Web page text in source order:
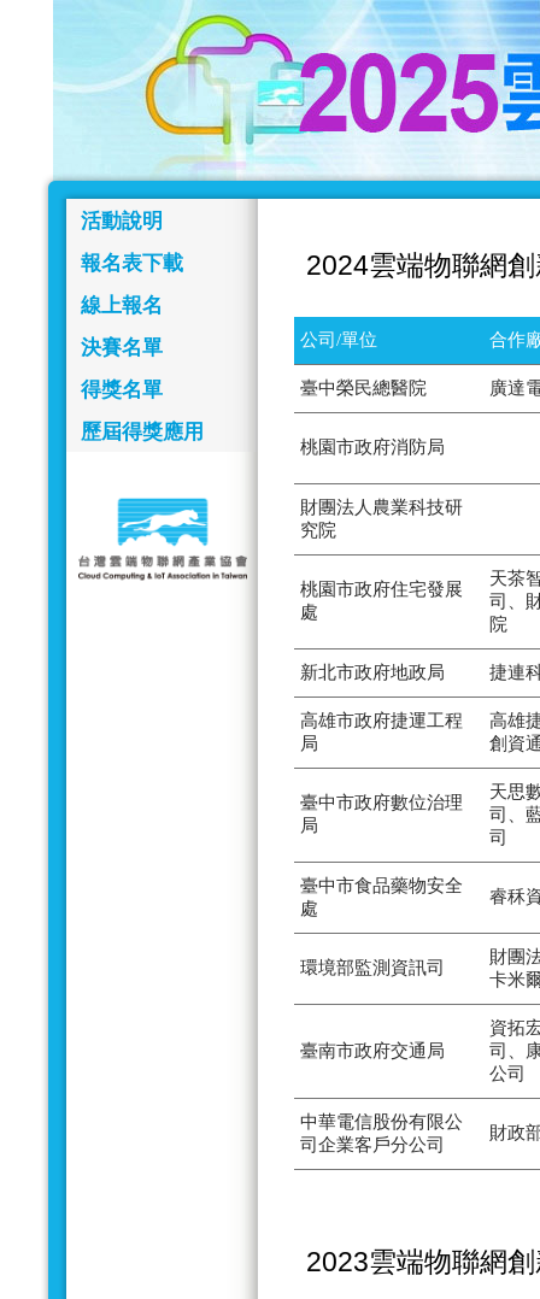
活動說明
報名表下載
線上報名
決賽名單
得獎名單
歷屆得獎應用
2024雲端物聯網
公司/單位 合作
臺中榮民總醫院 廣達
桃園市政府消防局
財團法人農業科技研
究院
桃園市政府住宅發展
處
天茶
司、
院
新北市政府地政局 捷連
高雄市政府捷運工程
局
高雄
創資
臺中市政府數位治理
局
天思
司、
司
臺中市食品藥物安全
處
睿秝
環境部監測資訊司
財團
卡米
臺南市政府交通局
資拓
司、
公司
中華電信股份有限公
司企業客戶分公司
財政
2023雲端物聯網